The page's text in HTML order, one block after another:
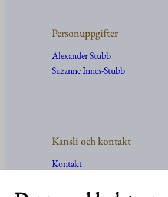
Personuppgifter
Alexander Stubb
Suzanne Innes-Stubb
Kansli och kontakt
Kontakt
För media